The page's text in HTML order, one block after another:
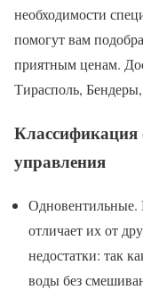
необходимости
помогут вам
приятным ценам.
Тирасполь,
Классификация
управления
Одновентильные.
отличает их от
недостатки: так
воды без